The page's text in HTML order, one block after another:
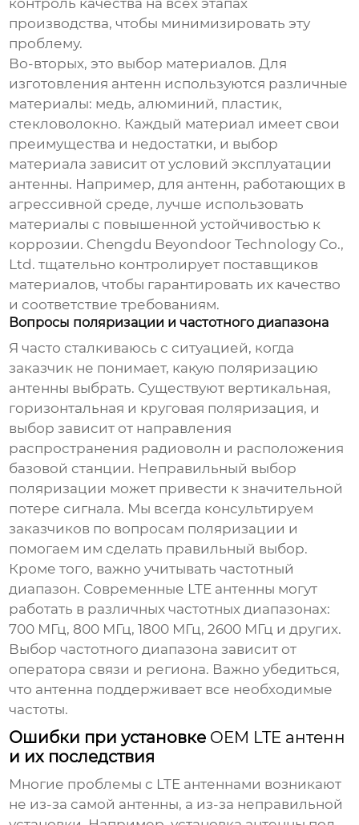
контроль качества на всех этапах
производства, чтобы минимизировать эту
проблему.
Во-вторых, это выбор материалов. Для
изготовления антенн используются различные
материалы: медь, алюминий, пластик,
стекловолокно. Каждый материал имеет свои
преимущества и недостатки, и выбор
материала зависит от условий эксплуатации
антенны. Например, для антенн, работающих в
агрессивной среде, лучше использовать
материалы с повышенной устойчивостью к
коррозии. Chengdu Beyondoor Technology Co.,
Ltd. тщательно контролирует поставщиков
материалов, чтобы гарантировать их качество
и соответствие требованиям.
Вопросы поляризации и частотного диапазона
Я часто сталкиваюсь с ситуацией, когда
заказчик не понимает, какую поляризацию
антенны выбрать. Существуют вертикальная,
горизонтальная и круговая поляризация, и
выбор зависит от направления
распространения радиоволн и расположения
базовой станции. Неправильный выбор
поляризации может привести к значительной
потере сигнала. Мы всегда консультируем
заказчиков по вопросам поляризации и
помогаем им сделать правильный выбор.
Кроме того, важно учитывать частотный
диапазон. Современные LTE антенны могут
работать в различных частотных диапазонах:
700 МГц, 800 МГц, 1800 МГц, 2600 МГц и других.
Выбор частотного диапазона зависит от
оператора связи и региона. Важно убедиться,
что антенна поддерживает все необходимые
частоты.
Ошибки при установке OEM LTE антенн
и их последствия
Многие проблемы с LTE антеннами возникают
не из-за самой антенны, а из-за неправильной